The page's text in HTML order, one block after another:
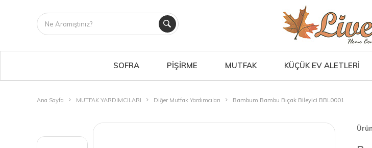
SOFRA PİŞİRME MUTFAK KÜÇÜK EV ALETLERİ
Ana Sayfa MUTFAK YARDIMCILARI Diğer Mutfak Yardımcıları Bambum Bambu Bıçak Bileyici BBL0001